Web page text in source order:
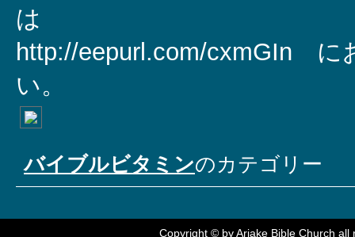
は
http://eepurl.com/cxmGIn に
い。
バイブルビタミンのカテゴリー
Copyright © byAriake Bible Church all